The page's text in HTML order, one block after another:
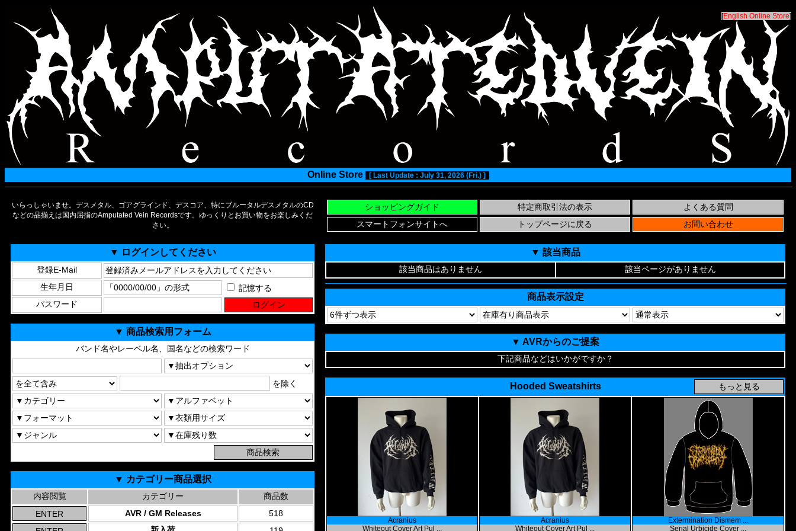
[English Online Store]
Online Store [ Last Update : July 31, 2026 (Fri.) ]
いらっしゃいませ。デスメタル、ゴアグラインド、デスコア、特にブルータルデスメタルのCD
などの品揃えは国内屈指のAmputated Vein Recordsです。ゆっくりとお買い物をお楽しみくだ
さい。
▼ ログインしてください
登録E-Mail
生年月日
記憶する
パスワード
▼ 商品検索用フォーム
バンド名やレーベル名、国名などの検索ワード
を除く
▼ カテゴリー商品選択
内容閲覧 カテゴリー
商品数
AVR / GM Releases
518
▼ 該当商品
該当商品はありません 該当ページがありません
商品表示設定
▼ AVRからのご提案
下記商品などはいかがですか？
Hooded Sweatshirts
Acranius
Whiteout Cover Art Pul ...
Acranius
Whiteout Cover Art Pul ...
Extermination Dismem ...
Serial Urbicide Cover ...